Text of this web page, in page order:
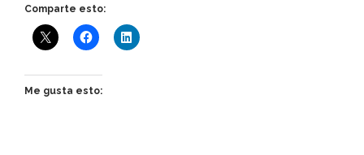
Comparte esto:
Me gusta esto: